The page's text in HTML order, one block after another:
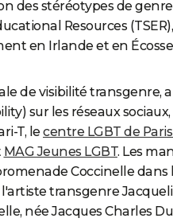
des stéréotypes de
Resources
en Irlande et en Écosse
de visibilité transgenre,
sur les réseaux
T, le centre LGBT de
MAG Jeunes LGBT. Les
Coccinelle dans
transgenre
née Jacques Charles